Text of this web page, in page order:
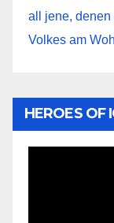
all jene, denen
Volkes am
HEROES OF